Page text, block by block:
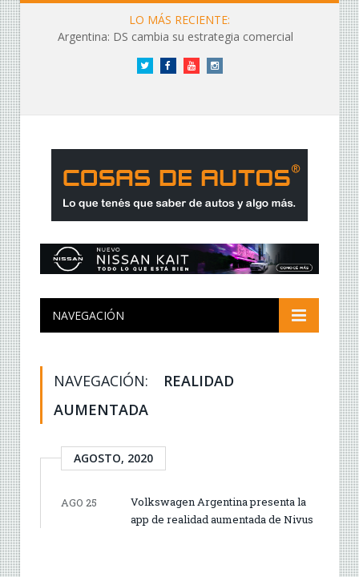
LO MÁS RECIENTE:
Argentina: DS cambia su estrategia comercial
Twitter FacebookYouTubeInstagram
NAVEGACIÓN
NAVEGACIÓN:
REALIDAD
AUMENTADA
AGOSTO, 2020
AGO 25
Volkswagen Argentina presenta la
app de realidad aumentada de Nivus